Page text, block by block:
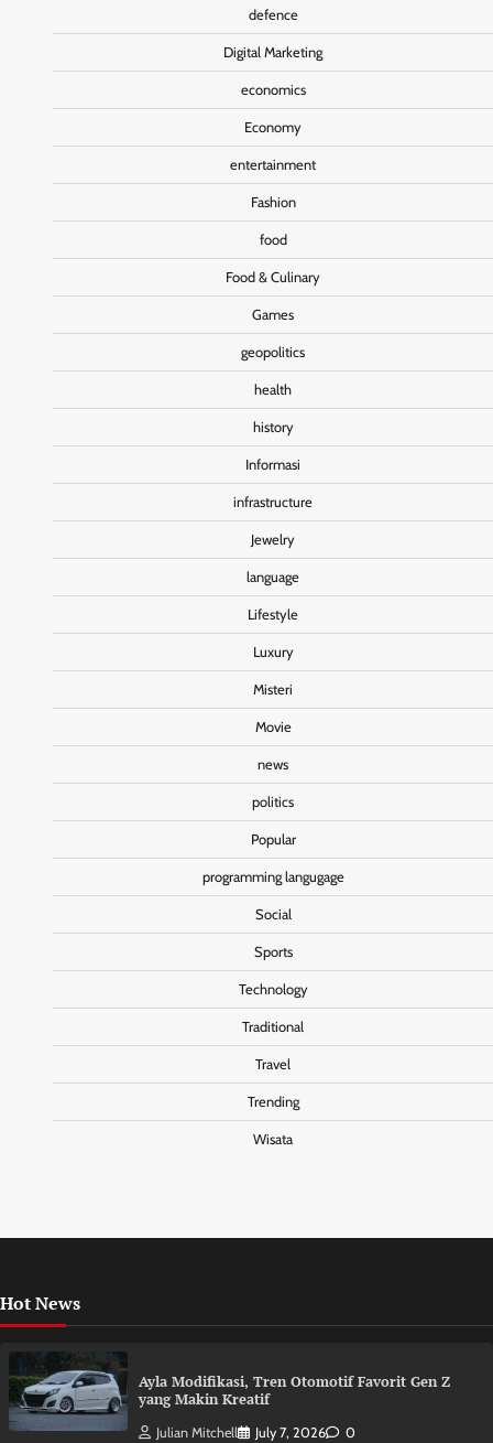
defence
Digital Marketing
economics
Economy
entertainment
Fashion
food
Food & Culinary
Games
geopolitics
health
history
Informasi
infrastructure
Jewelry
language
Lifestyle
Luxury
Misteri
Movie
news
politics
Popular
programming langugage
Social
Sports
Technology
Traditional
Travel
Trending
Wisata
Hot News
Ayla Modifikasi, Tren Otomotif Favorit Gen Z
yang Makin Kreatif
Julian Mitchell July 7, 2026 0